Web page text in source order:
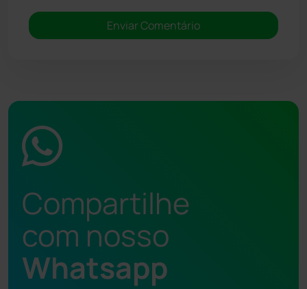
Compartilhe
com nosso
Whatsapp